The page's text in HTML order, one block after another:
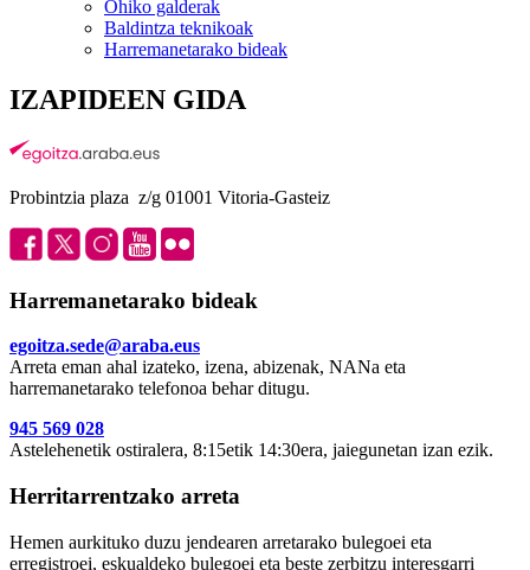
Ohiko galderak
Baldintza teknikoak
Harremanetarako bideak
IZAPIDEEN GIDA
Probintzia plaza z/g 01001 Vitoria-Gasteiz
Harremanetarako bideak
egoitza.sede@araba.eus
Arreta eman ahal izateko, izena, abizenak, NANa eta
harremanetarako telefonoa behar ditugu.
945 569 028
Astelehenetik ostiralera, 8:15etik 14:30era, jaiegunetan izan ezik.
Herritarrentzako arreta
Hemen aurkituko duzu jendearen arretarako bulegoei eta
erregistroei, eskualdeko bulegoei eta beste zerbitzu interesgarri